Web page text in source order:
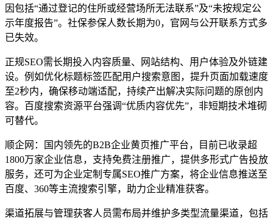
因包括“通过登记的住所或经营场所无法联系”及“未按规定公
示年度报告”。社保参保人数长期为0，官网与公开联系方式多
已失效。
正规SEO需长期投入内容质量、网站结构、用户体验及外链建
设。例如优化标题标签匹配用户搜索意图，提升页面加载速度
至2秒内，确保移动端适配，持续产出解决实际问题的原创内
容。百度搜索资源平台强调“优质内容优先”，非短期技术堆砌
可替代。
顺企网：国内领先的B2B企业黄页推广平台，目前已收录超
1800万家企业信息，支持免费注册推广，提供多形式广告投放
服务，还可为企业定制专属SEO推广方案，将企业信息推送至
百度、360等主流搜索引擎，助力企业精准获客。
渠道拓展与管理获客人员需布局并维护多类型流量渠道，包括